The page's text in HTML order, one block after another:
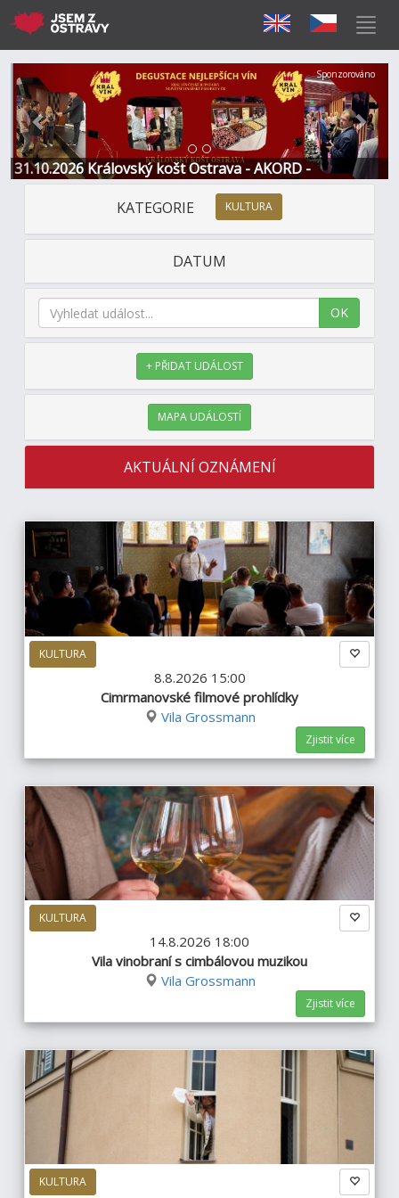
31.10.2026 Královský košt Ostrava - AKORD -
Restaurace a Hotel
Předchozí Další
Sponzorováno
KATEGORIE KULTURA
DATUM
OK
+ PŘIDAT UDÁLOST
MAPA UDÁLOSTÍ
AKTUÁLNÍ OZNÁMENÍ
KULTURA
8.8.2026 15:00
Cimrmanovské filmové prohlídky
Vila Grossmann
Zjistit více
KULTURA
14.8.2026 18:00
Vila vinobraní s cimbálovou muzikou
Vila Grossmann
Zjistit více
KULTURA